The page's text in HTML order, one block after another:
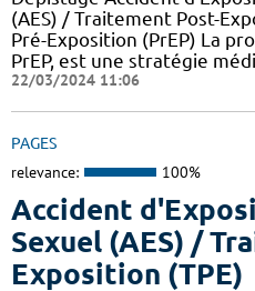
(AES) / Traitement Post-
Pré-Exposition (PrEP) La
PrEP, est une stratégie
22/03/2024 11:06
PAGES
relevance: 100%
Accident
Sexuel (AES) /
Exposition (TPE)